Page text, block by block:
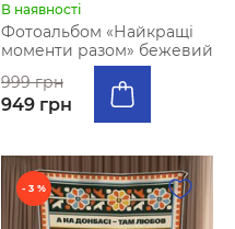
В наявності
Фотоальбом «Найкращі
моменти разом» бежевий
999 грн
949 грн
- 3 %